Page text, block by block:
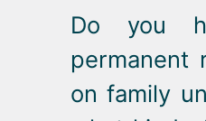
Do you
permanent
on family